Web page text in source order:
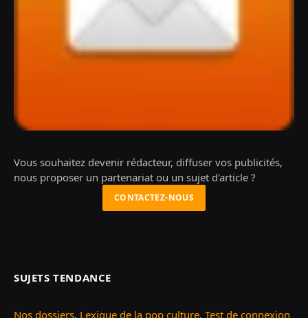
Vous souhaitez devenir rédacteur, diffuser vos publicités,
nous proposer un partenariat ou un sujet d'article ?
CONTACTEZ-NOUS
SUJETS TENDANCE
Nos dossiers, Lexique de la pop culture, Test de connexion